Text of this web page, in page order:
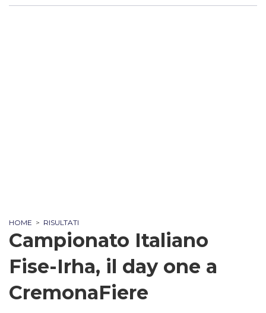
HOME > RISULTATI
Campionato Italiano
Fise-Irha, il day one a
CremonaFiere